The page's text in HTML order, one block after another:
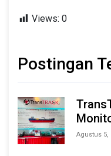
Views: 0
Postingan
Agustus 5,